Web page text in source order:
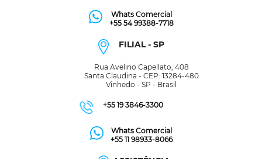
Whats Comercial
+55 54 99388-7718
FILIAL - SP
Rua Avelino Capellato, 408
Santa Claudina - CEP: 13284-480
Vinhedo - SP - Brasil
+55 19 3846-3300
Whats Comercial
+55 11 98933-8066